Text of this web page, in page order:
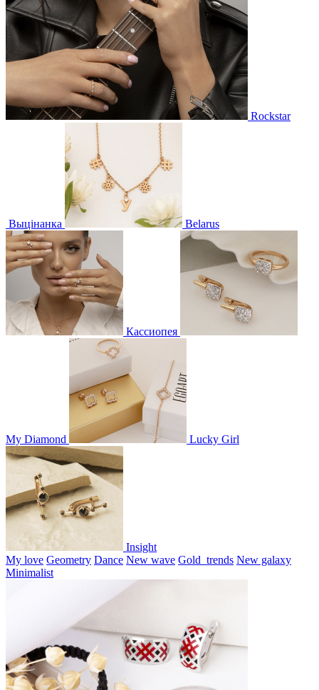
Rockstar
Выцінанка Belarus
Кассиопея
My Diamond Lucky Girl
Insight
My love Geometry Dance New wave Gold_trends New galaxy
Minimalist